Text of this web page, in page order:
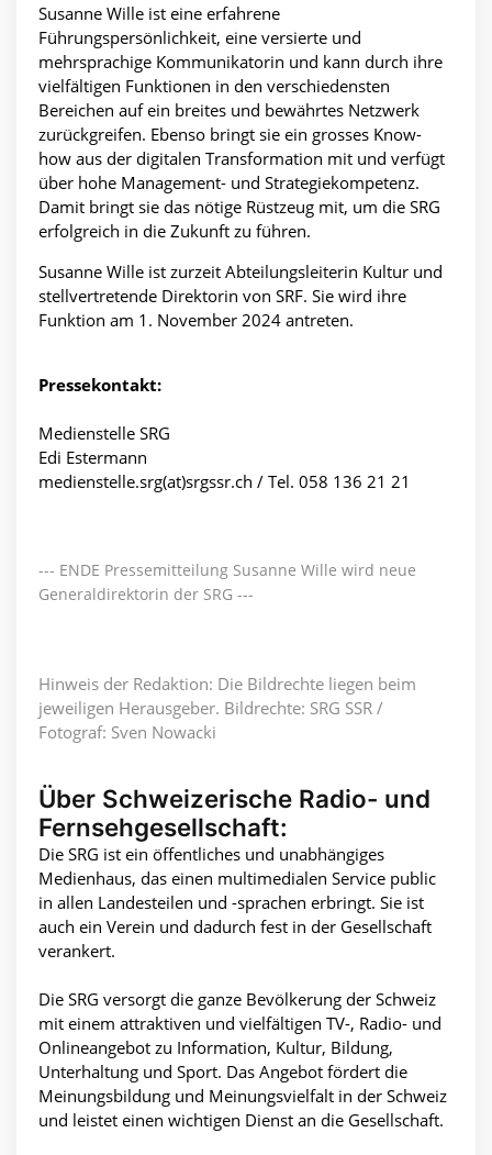
Susanne Wille ist eine erfahrene
Führungspersönlichkeit, eine versierte und
mehrsprachige Kommunikatorin und kann durch ihre
vielfältigen Funktionen in den verschiedensten
Bereichen auf ein breites und bewährtes Netzwerk
zurückgreifen. Ebenso bringt sie ein grosses Know-
how aus der digitalen Transformation mit und verfügt
über hohe Management- und Strategiekompetenz.
Damit bringt sie das nötige Rüstzeug mit, um die SRG
erfolgreich in die Zukunft zu führen.
Susanne Wille ist zurzeit Abteilungsleiterin Kultur und
stellvertretende Direktorin von SRF. Sie wird ihre
Funktion am 1. November 2024 antreten.
Pressekontakt:
Medienstelle SRG
Edi Estermann
medienstelle.srg(at)srgssr.ch / Tel. 058 136 21 21
--- ENDE Pressemitteilung Susanne Wille wird neue
Generaldirektorin der SRG ---
Hinweis der Redaktion: Die Bildrechte liegen beim
jeweiligen Herausgeber. Bildrechte: SRG SSR /
Fotograf: Sven Nowacki
Über Schweizerische Radio- und
Fernsehgesellschaft:
Die SRG ist ein öffentliches und unabhängiges
Medienhaus, das einen multimedialen Service public
in allen Landesteilen und -sprachen erbringt. Sie ist
auch ein Verein und dadurch fest in der Gesellschaft
verankert.
Die SRG versorgt die ganze Bevölkerung der Schweiz
mit einem attraktiven und vielfältigen TV-, Radio- und
Onlineangebot zu Information, Kultur, Bildung,
Unterhaltung und Sport. Das Angebot fördert die
Meinungsbildung und Meinungsvielfalt in der Schweiz
und leistet einen wichtigen Dienst an die Gesellschaft.